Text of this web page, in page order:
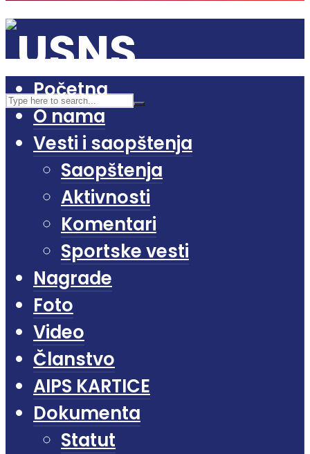
Početna
O nama
Vesti i saopštenja
Saopštenja
Aktivnosti
Komentari
Sportske vesti
Nagrade
Foto
Video
Članstvo
AIPS KARTICE
Dokumenta
Statut